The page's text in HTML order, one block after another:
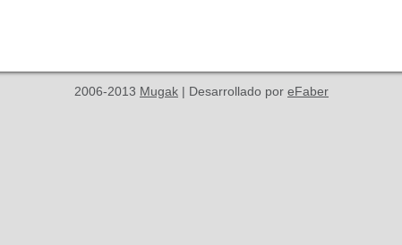
2006-2013 Mugak | Desarrollado por eFaber